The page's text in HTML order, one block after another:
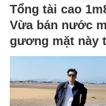
Tổng tài cao
Vừa bán nước
gương mặt này